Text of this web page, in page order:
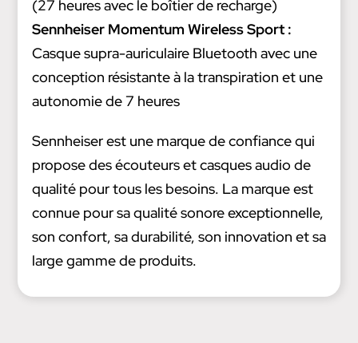
(27 heures avec le boîtier de recharge)
Sennheiser Momentum Wireless Sport :
Casque supra-auriculaire Bluetooth avec une
conception résistante à la transpiration et une
autonomie de 7 heures
Sennheiser est une marque de confiance qui
propose des écouteurs et casques audio de
qualité pour tous les besoins. La marque est
connue pour sa qualité sonore exceptionnelle,
son confort, sa durabilité, son innovation et sa
large gamme de produits.